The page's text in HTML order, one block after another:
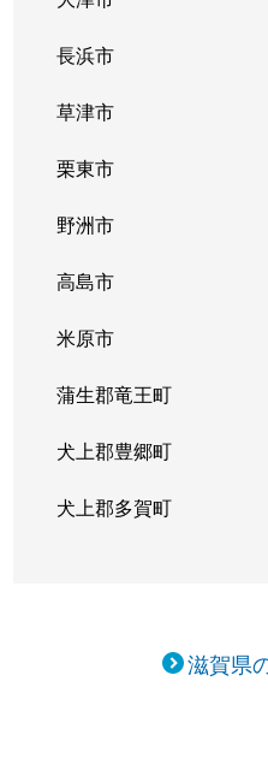
長浜市
草津市
栗東市
野洲市
高島市
米原市
蒲生郡竜王町
犬上郡豊郷町
犬上郡多賀町
滋賀県